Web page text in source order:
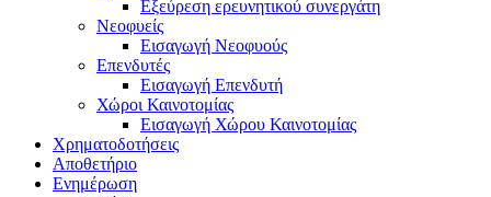
Εξεύρεση ερευνητικού συνεργάτη
Νεοφυείς
Εισαγωγή Νεοφυούς
Επενδυτές
Εισαγωγή Επενδυτή
Χώροι Καινοτομίας
Εισαγωγή Χώρου Καινοτομίας
Χρηματοδοτήσεις
Αποθετήριο
Ενημέρωση